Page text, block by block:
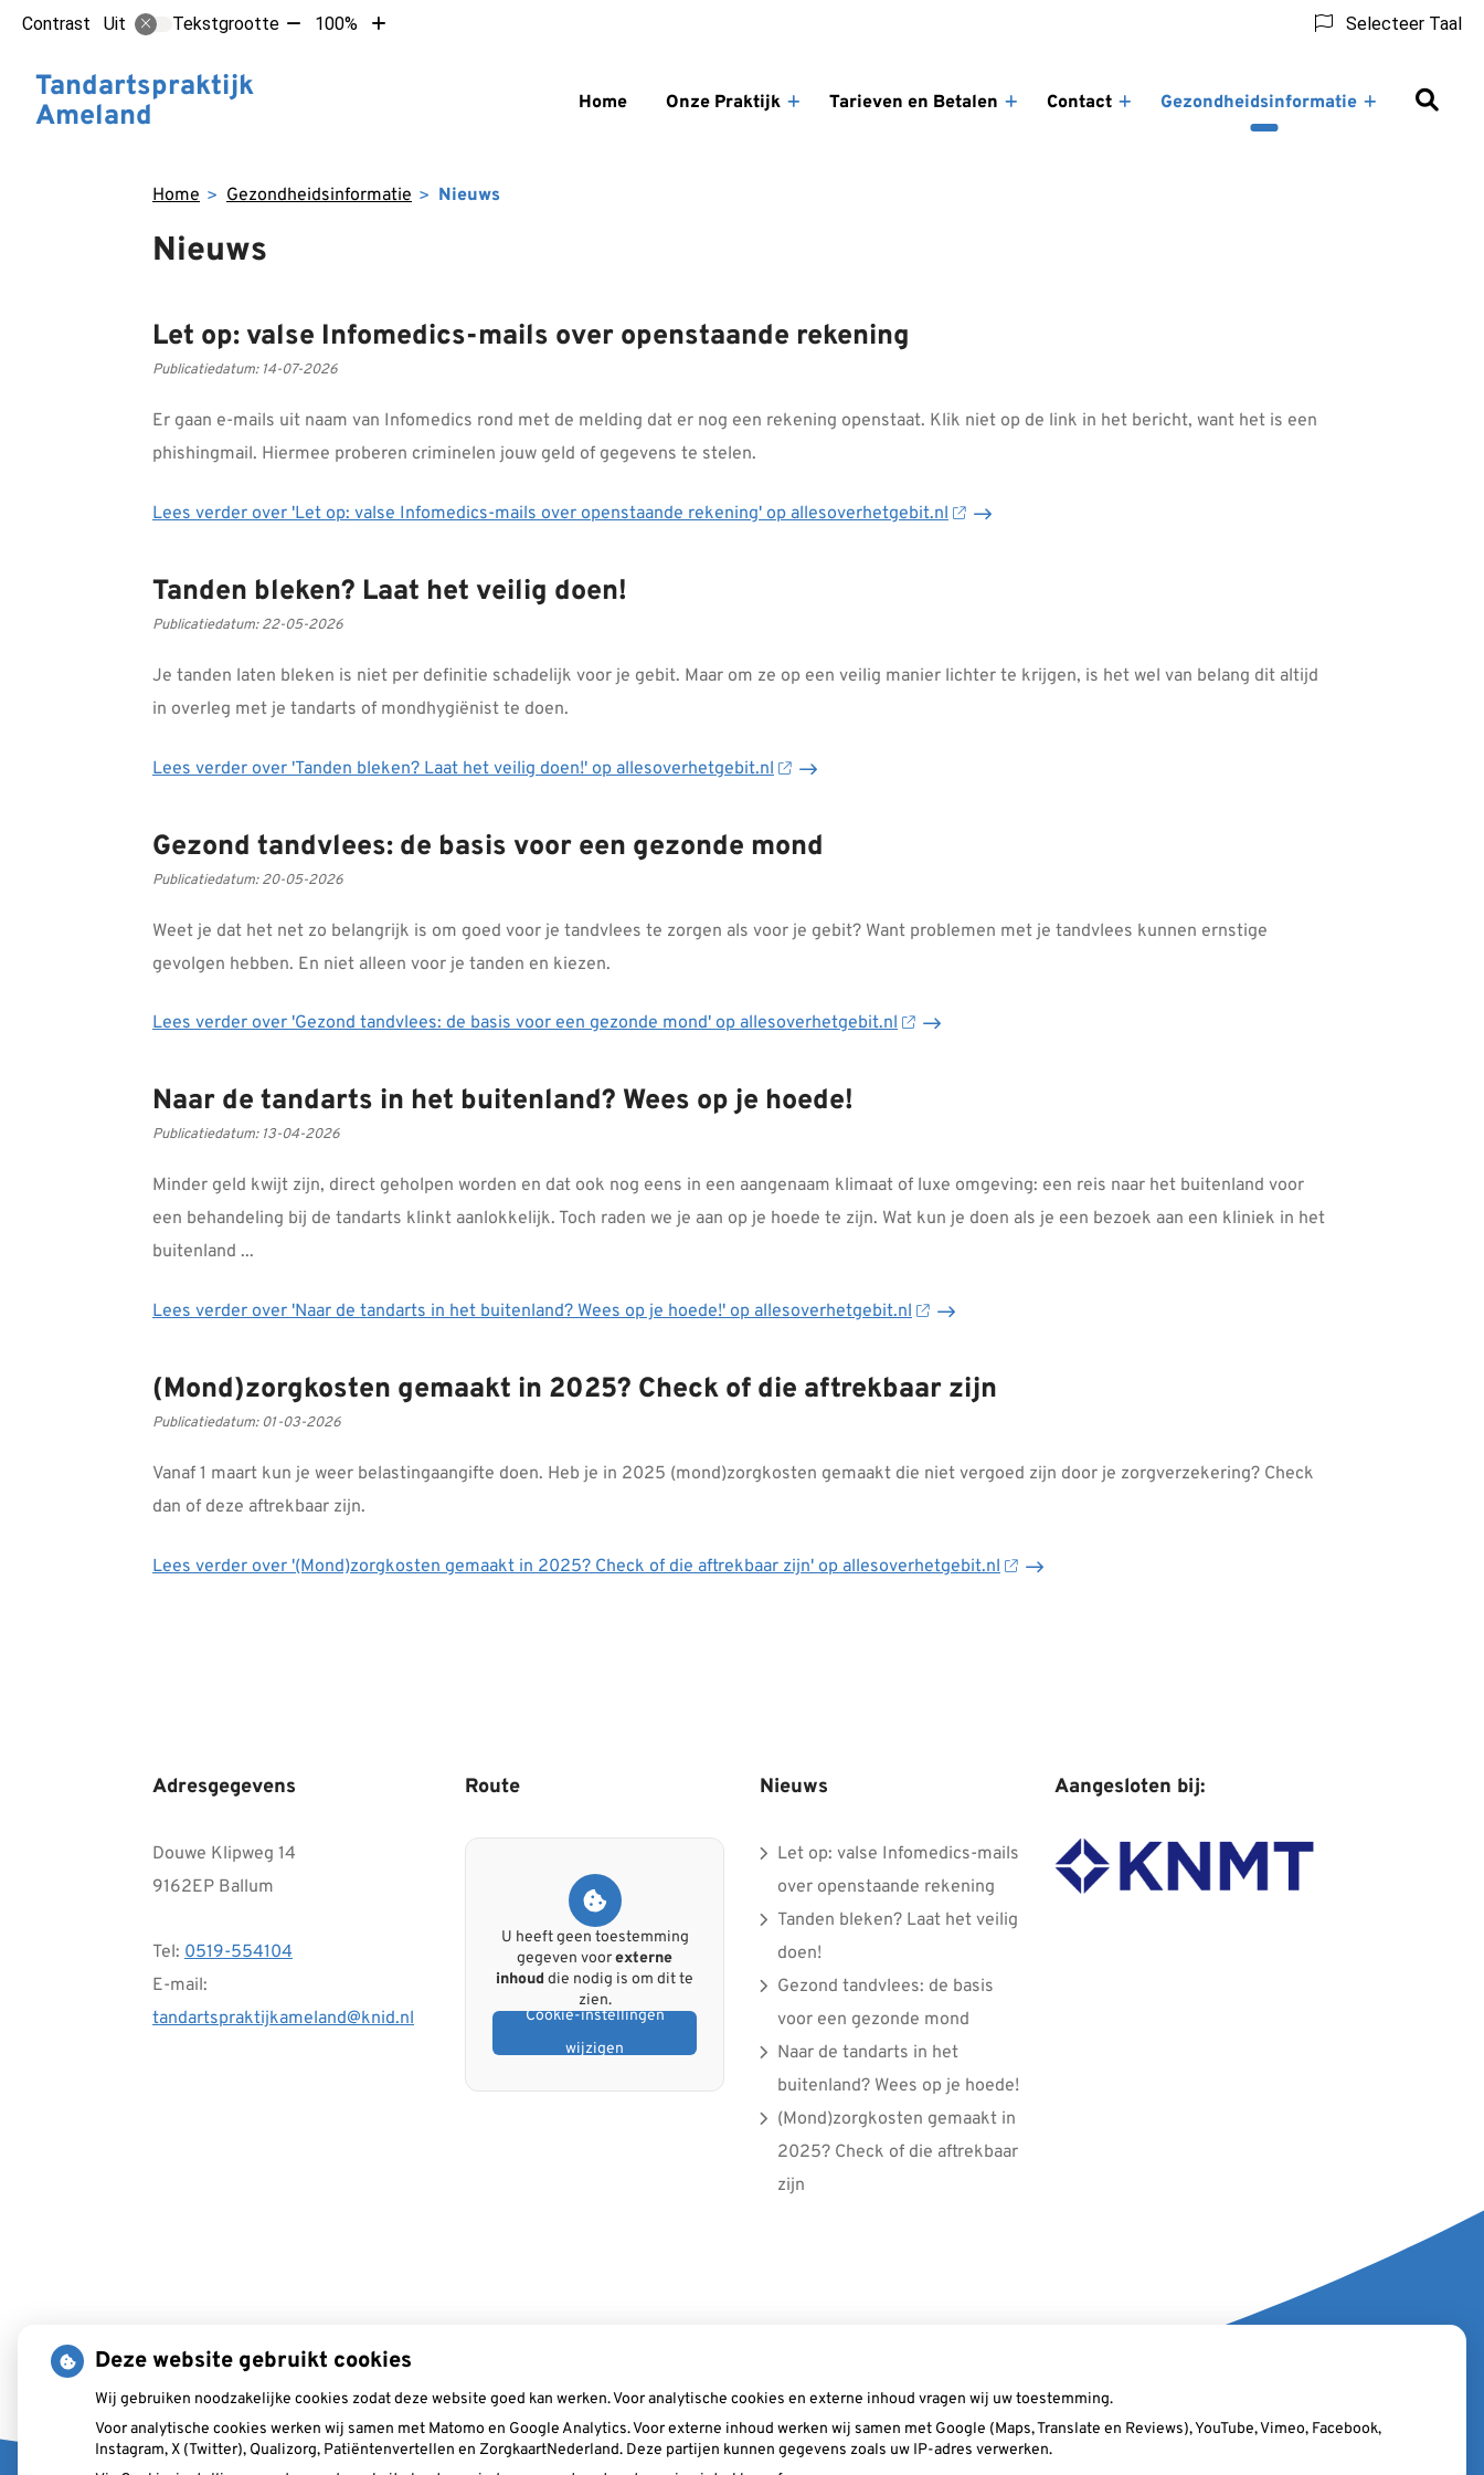
Contrast Uit Tekstgrootte Tekst100%
Tekst
Selecteer Taal
Tandartspraktijk
Ameland
Home
Onze Praktijk
Tarieven en Betalen
Contact
Gezondheidsinformatie
Home Gezondheidsinformatie Nieuws
Nieuws
Let op: valse Infomedics-mails over openstaande rekening
Publicatiedatum: 14-07-2026
Er gaan e-mails uit naam van Infomedics rond met de melding dat er nog een rekening openstaat. Klik niet op de link in het bericht, want het is een
phishingmail. Hiermee proberen criminelen jouw geld of gegevens te stelen.
Lees verder over 'Let op: valse Infomedics-mails over openstaande rekening' op allesoverhetgebit.nl
Tanden bleken? Laat het veilig doen!
Publicatiedatum:22-05-2026
Je tanden laten bleken is niet per definitie schadelijk voor je gebit. Maar om ze op een veilig manier lichter te krijgen, is het wel van belang dit altijd
in overleg met je tandarts of mondhygiënist te doen.
Lees verder over 'Tanden bleken? Laat het veilig doen!' op allesoverhetgebit.nl
Gezond tandvlees: de basis voor een gezonde mond
Publicatiedatum:20-05-2026
Weet je dat het net zo belangrijk is om goed voor je tandvlees te zorgen als voor je gebit? Want problemen met je tandvlees kunnen ernstige
gevolgen hebben. En niet alleen voor je tanden en kiezen.
Lees verderover 'Gezond tandvlees: de basis voor een gezonde mond' op allesoverhetgebit.nl
Naar de tandarts in het buitenland? Wees op je hoede!
Publicatiedatum: 13-04-2026
Minder geld kwijt zijn, direct geholpen worden en dat ook nog eens in een aangenaam klimaat of luxe omgeving: een reis naar het buitenland voor
een behandeling bij de tandarts klinkt aanlokkelijk. Toch raden we je aan op je hoede te zijn. Wat kun je doen als je een bezoek aan een kliniek in het
buitenland ...
Lees verderover 'Naar de tandarts in het buitenland? Wees op je hoede!' op allesoverhetgebit.nl
(Mond)zorgkosten gemaakt in 2025? Check of die aftrekbaar zijn
Publicatiedatum: 01-03-2026
Vanaf 1 maart kun je weer belastingaangifte doen. Heb je in 2025 (mond)zorgkosten gemaakt die niet vergoed zijn door je zorgverzekering? Check
dan of deze aftrekbaar zijn.
Lees verder over '(Mond)zorgkosten gemaakt in 2025? Check of die aftrekbaar zijn' op allesoverhetgebit.nl
Adresgegevens
Douwe Klipweg 14
9162EP Ballum
Tel: 0519-554104
E-mail:
tandartspraktijkameland@knid.nl
Route
U heeft geen toestemming
gegeven voorexterne
inhoud die nodig is om dit te
zien.
Cookie-instellingen
wijzigen
Nieuws
Let op: valse Infomedics-mails
over openstaande rekening
Tanden bleken? Laat het veilig
doen!
Gezond tandvlees: de basis
voor een gezonde mond
Naar de tandarts in het
buitenland? Wees op je hoede!
(Mond)zorgkosten gemaakt in
2025? Check of die aftrekbaar
zijn
Aangesloten bij:
Deze website gebruikt cookies
Wij gebruiken noodzakelijke cookies zodat deze website goed kan werken. Voor analytische cookies en externe inhoud vragen wij uw toestemming.
Voor analytische cookies werken wij samen met Matomo en Google Analytics. Voor externe inhoud werken wij samen met Google (Maps, Translate en Reviews), YouTube, Vimeo, Facebook,
Instagram, X (Twitter), Qualizorg, Patiëntenvertellen en ZorgkaartNederland. Deze partijen kunnen gegevens zoals uw IP-adres verwerken.